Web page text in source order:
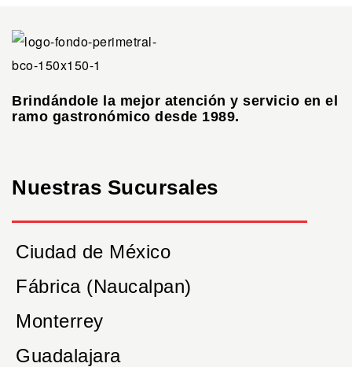
Brindándole la mejor atención y servicio en el
ramo gastronómico desde 1989.
Nuestras Sucursales
Ciudad de México
Fábrica (Naucalpan)
Monterrey
Guadalajara